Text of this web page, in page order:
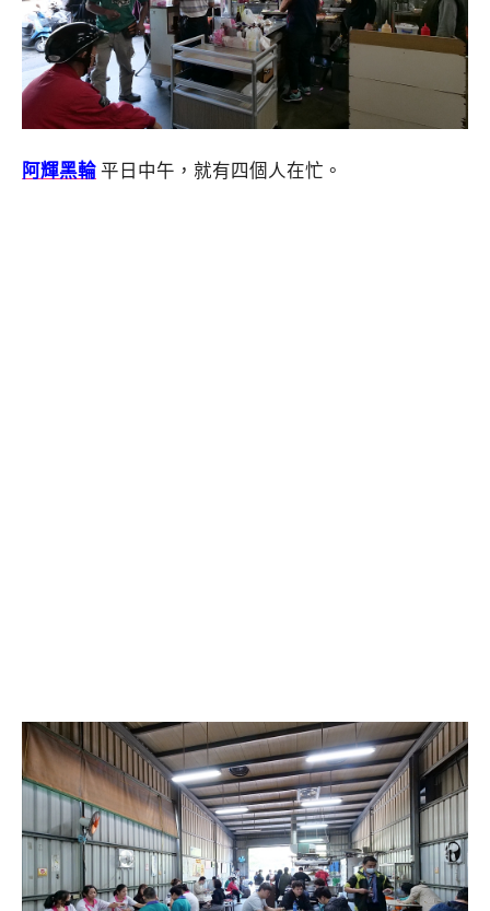
阿輝黑輪平日中午，就有四個人在忙。